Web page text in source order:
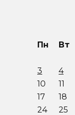
Пн Вт
3
4
10
11
17
18
24
25